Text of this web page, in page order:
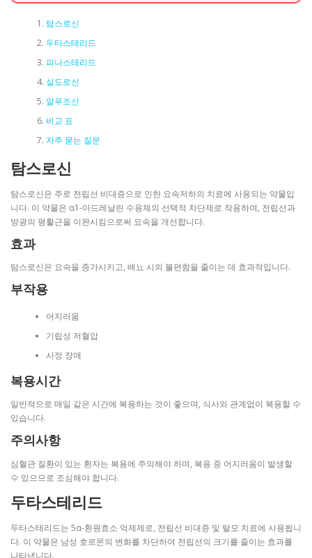
탐스로신
두타스테리드
피나스테리드
실도로신
알푸조신
비교 표
자주 묻는 질문
탐스로신
탐스로신은 주로 전립선 비대증으로 인한 요속저하의 치료에 사용되는 약물입
니다. 이 약물은 α1-아드레날린 수용체의 선택적 차단제로 작용하여, 전립선과
방광의 평활근을 이완시킴으로써 요속을 개선합니다.
효과
탐스로신은 요속을 증가시키고, 배뇨 시의 불편함을 줄이는 데 효과적입니다.
부작용
어지러움
기립성 저혈압
사정 장애
복용시간
일반적으로 매일 같은 시간에 복용하는 것이 좋으며, 식사와 관계없이 복용할 수
있습니다.
주의사항
심혈관 질환이 있는 환자는 복용에 주의해야 하며, 복용 중 어지러움이 발생할
수 있으므로 조심해야 합니다.
두타스테리드
두타스테리드는 5α-환원효소 억제제로, 전립선 비대증 및 탈모 치료에 사용됩니
다. 이 약물은 남성 호르몬의 변화를 차단하여 전립선의 크기를 줄이는 효과를
나타냅니다.